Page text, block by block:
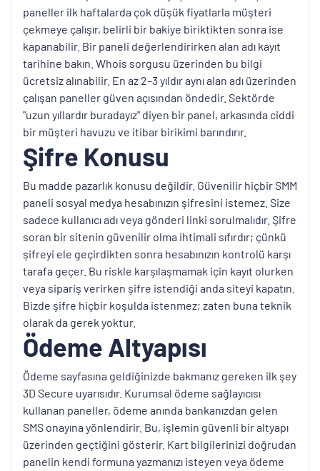
paneller ilk haftalarda çok düşük fiyatlarla müşteri
çekmeye çalışır, belirli bir bakiye biriktikten sonra ise
kapanabilir. Bir paneli değerlendirirken alan adı kayıt
tarihine bakın. Whois sorgusu üzerinden bu bilgi
ücretsiz alınabilir. En az 2–3 yıldır aynı alan adı üzerinden
çalışan paneller güven açısından öndedir. Sektörde
"uzun yıllardır buradayız" diyen bir panel, arkasında ciddi
bir müşteri havuzu ve itibar birikimi barındırır.
Şifre Konusu
Bu madde pazarlık konusu değildir. Güvenilir hiçbir SMM
paneli sosyal medya hesabınızın şifresini istemez. Size
sadece kullanıcı adı veya gönderi linki sorulmalıdır. Şifre
soran bir sitenin güvenilir olma ihtimali sıfırdır; çünkü
şifreyi ele geçirdikten sonra hesabınızın kontrolü karşı
tarafa geçer. Bu riskle karşılaşmamak için kayıt olurken
veya sipariş verirken şifre istendiği anda siteyi kapatın.
Bizde şifre hiçbir koşulda istenmez; zaten buna teknik
olarak da gerek yoktur.
Ödeme Altyapısı
Ödeme sayfasına geldiğinizde bakmanız gereken ilk şey
3D Secure uyarısıdır. Kurumsal ödeme sağlayıcısı
kullanan paneller, ödeme anında bankanızdan gelen
SMS onayına yönlendirir. Bu, işlemin güvenli bir altyapı
üzerinden geçtiğini gösterir. Kart bilgilerinizi doğrudan
panelin kendi formuna yazmanızı isteyen veya ödeme